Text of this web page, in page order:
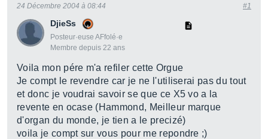
DjieSs
Posteur·euse AFfolé·e
Membre depuis 22 ans
24 Décembre 2004 à 08:44 #1
Voila mon pére m'a refiler cette Orgue
Je compt le revendre car je ne l'utiliserai pas du tout
et donc je voudrai savoir se que ce X5 vo a la
revente en ocase (Hammond, Meilleur marque
d'organ du monde, je tien a le precizé)
voila je compt sur vous pour me repondre ;)